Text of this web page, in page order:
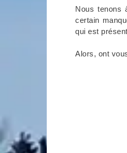
Nous tenons
certain
qui est
Alors, ont